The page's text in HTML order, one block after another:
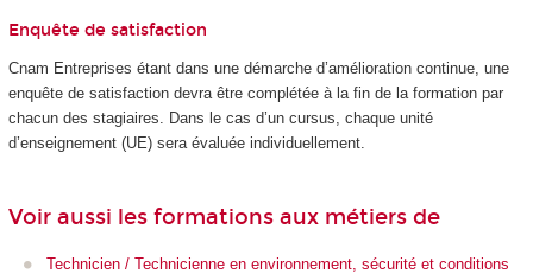
Enquête de satisfaction
Cnam Entreprises étant dans une démarche d’amélioration continue, une
enquête de satisfaction devra être complétée à la fin de la formation par
chacun des stagiaires. Dans le cas d’un cursus, chaque unité
d’enseignement (UE) sera évaluée individuellement.
Voir aussi les formations aux métiers de
Technicien / Technicienne en environnement, sécurité et conditions